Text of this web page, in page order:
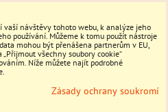
vaší návštěvy tohoto webu, k analýze jeho
používání. Můžeme k tomu použít nástroje
mohou být přenášena partnerům v EU,
všechny soubory cookie“
Níže můžete najít podrobné
Zásady ochrany soukromí